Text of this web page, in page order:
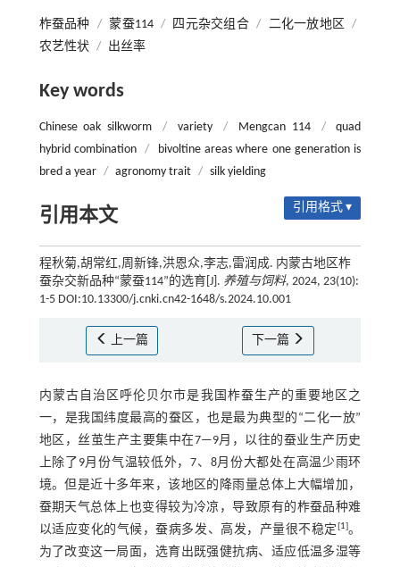
柞蚕品种 / 蒙蚕114 / 四元杂交组合 / 二化一放地区 /
农艺性状 / 出丝率
Key words
Chinese oak silkworm / variety / Mengcan 114 /
quad
hybrid combination
/
bivoltine areas where one generation is
bred a year / agronomy trait / silk yielding
引用本文 引用格式 ▾
程秋菊,胡常红,周新锋,洪恩众,李志,雷润成. 内蒙古地区柞
蚕杂交新品种“蒙蚕114”的选育[J]. 养殖与饲料, 2024, 23(10):
1-5 DOI:10.13300/j.cnki.cn42-1648/s.2024.10.001
上一篇 下一篇
内蒙古自治区呼伦贝尔市是我国柞蚕生产的重要地区之
一，是我国纬度最高的蚕区，也是最为典型的“二化一放”
地区，丝茧生产主要集中在7—9月，以往的蚕业生产历史
上除了9月份气温较低外，7、8月份大都处在高温少雨环
境。但是近十多年来，该地区的降雨量总体上大幅增加，
蚕期天气总体上也变得较为冷凉，导致原有的柞蚕品种难
以适应变化的气候，蚕病多发、高发，产量很不稳定 [1]。
为了改变这一局面，选育出既强健抗病、适应低温多湿等